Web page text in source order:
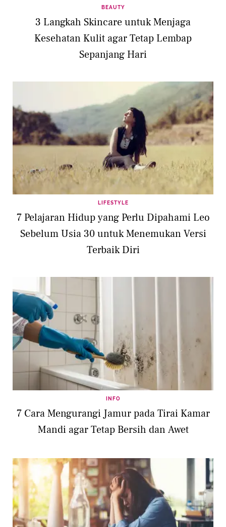
BEAUTY
3 Langkah Skincare untuk Menjaga
Kesehatan Kulit agar Tetap Lembap
Sepanjang Hari
LIFESTYLE
7 Pelajaran Hidup yang Perlu Dipahami Leo
Sebelum Usia 30 untuk Menemukan Versi
Terbaik Diri
INFO
7 Cara Mengurangi Jamur pada Tirai Kamar
Mandi agar Tetap Bersih dan Awet